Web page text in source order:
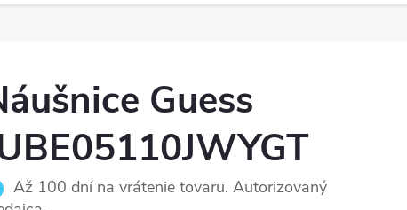
Guess
Až 100 dní na vrátenie tovaru. Autorizovaný